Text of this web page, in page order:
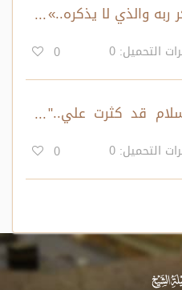
والذي لا يذكره..»
التحميل: 0 0
قد كثرت علي.."
كنوز الجنة..»
التحميل: 0 0